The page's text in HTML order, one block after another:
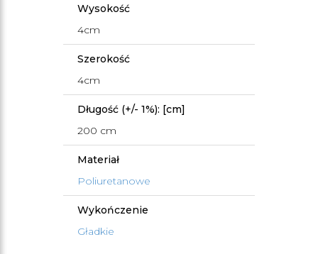
Wysokość
4cm
Szerokość
4cm
Długość (+/- 1%): [cm]
200 cm
Materiał
Poliuretanowe
Wykończenie
Gładkie